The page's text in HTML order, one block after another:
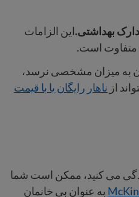
بهداشتی.این الزامات
متفاوت است.
به میزان مشخصی نرسد،
از ناهار رایگان یا با قیمت
می کنید، ممکن است شما
به عنوان بی خانمان